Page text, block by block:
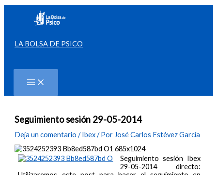
contenido
LA BOLSA DE PSICO
Seguimiento sesión 29-05-2014
Deja un comentario /Ibex/ Por José Carlos Estévez García
Seguimiento sesión Ibex
29-05-2014 directo: